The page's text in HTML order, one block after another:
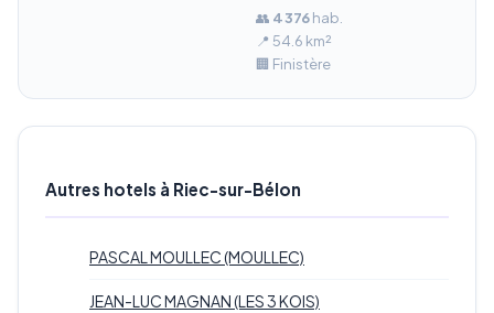
👥 4 376hab.
📍 54.6 km²
🏢 Finistère
Autres hotels à Riec-sur-Bélon
PASCAL MOULLEC (MOULLEC)
JEAN-LUC MAGNAN (LES 3 KOIS)